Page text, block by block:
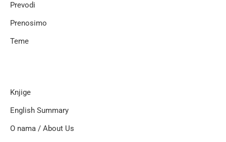
Prevodi
Prenosimo
Teme
Knjige
English Summary
O nama / About Us